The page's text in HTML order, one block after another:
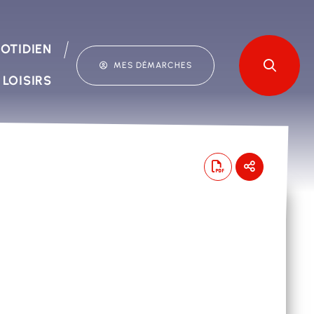
MES DÉMARCHES